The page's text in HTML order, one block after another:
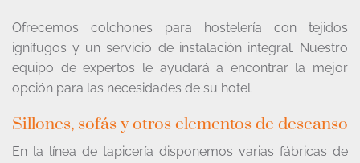
Ofrecemos colchones para hostelería con tejidos
ignífugos y un servicio de instalación integral. Nuestro
equipo de expertos le ayudará a encontrar la mejor
opción para las necesidades de su hotel.
Sillones, sofás y otros elementos de descanso
En la línea de tapicería disponemos varias fábricas de